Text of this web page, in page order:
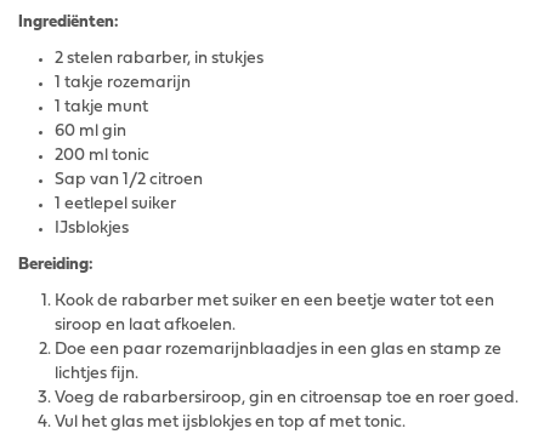
Ingrediënten:
2 stelen rabarber, in stukjes
1 takje rozemarijn
1 takje munt
60 ml gin
200 ml tonic
Sap van 1/2 citroen
1 eetlepel suiker
IJsblokjes
Bereiding:
Kook de rabarber met suiker en een beetje water tot een
siroop en laat afkoelen.
Doe een paar rozemarijnblaadjes in een glas en stamp ze
lichtjes fijn.
Voeg de rabarbersiroop, gin en citroensap toe en roer goed.
Vul het glas met ijsblokjes en top af met tonic.